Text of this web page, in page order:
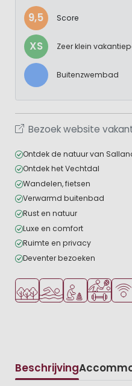
9,5 Score
XS Zeer klein
Buitenzwembad
Bezoek website
Ontdek de natuur van
Ontdek het Vechtdal
Wandelen, fietsen
Verwarmd buitenbad
Rust en natuur
Luxe en comfort
Ruimte en privacy
Deventer bezoeken
Ligt in een bosrijke
Openlucht zwembad
Aanbevolen
Veel WiFi
Beschrijving